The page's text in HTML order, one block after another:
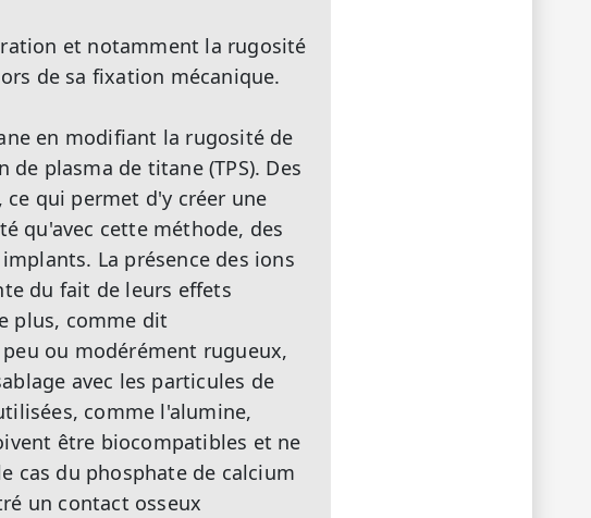
et notamment la rugosité
de sa fixation mécanique.
en modifiant la rugosité de
de plasma de titane (TPS). Des
qui permet d'y créer une
qu'avec cette méthode, des
La présence des ions
du fait de leurs effets
plus, comme dit
ou modérément rugueux,
avec les particules de
comme l'alumine,
être biocompatibles et ne
cas du phosphate de calcium
un contact osseux